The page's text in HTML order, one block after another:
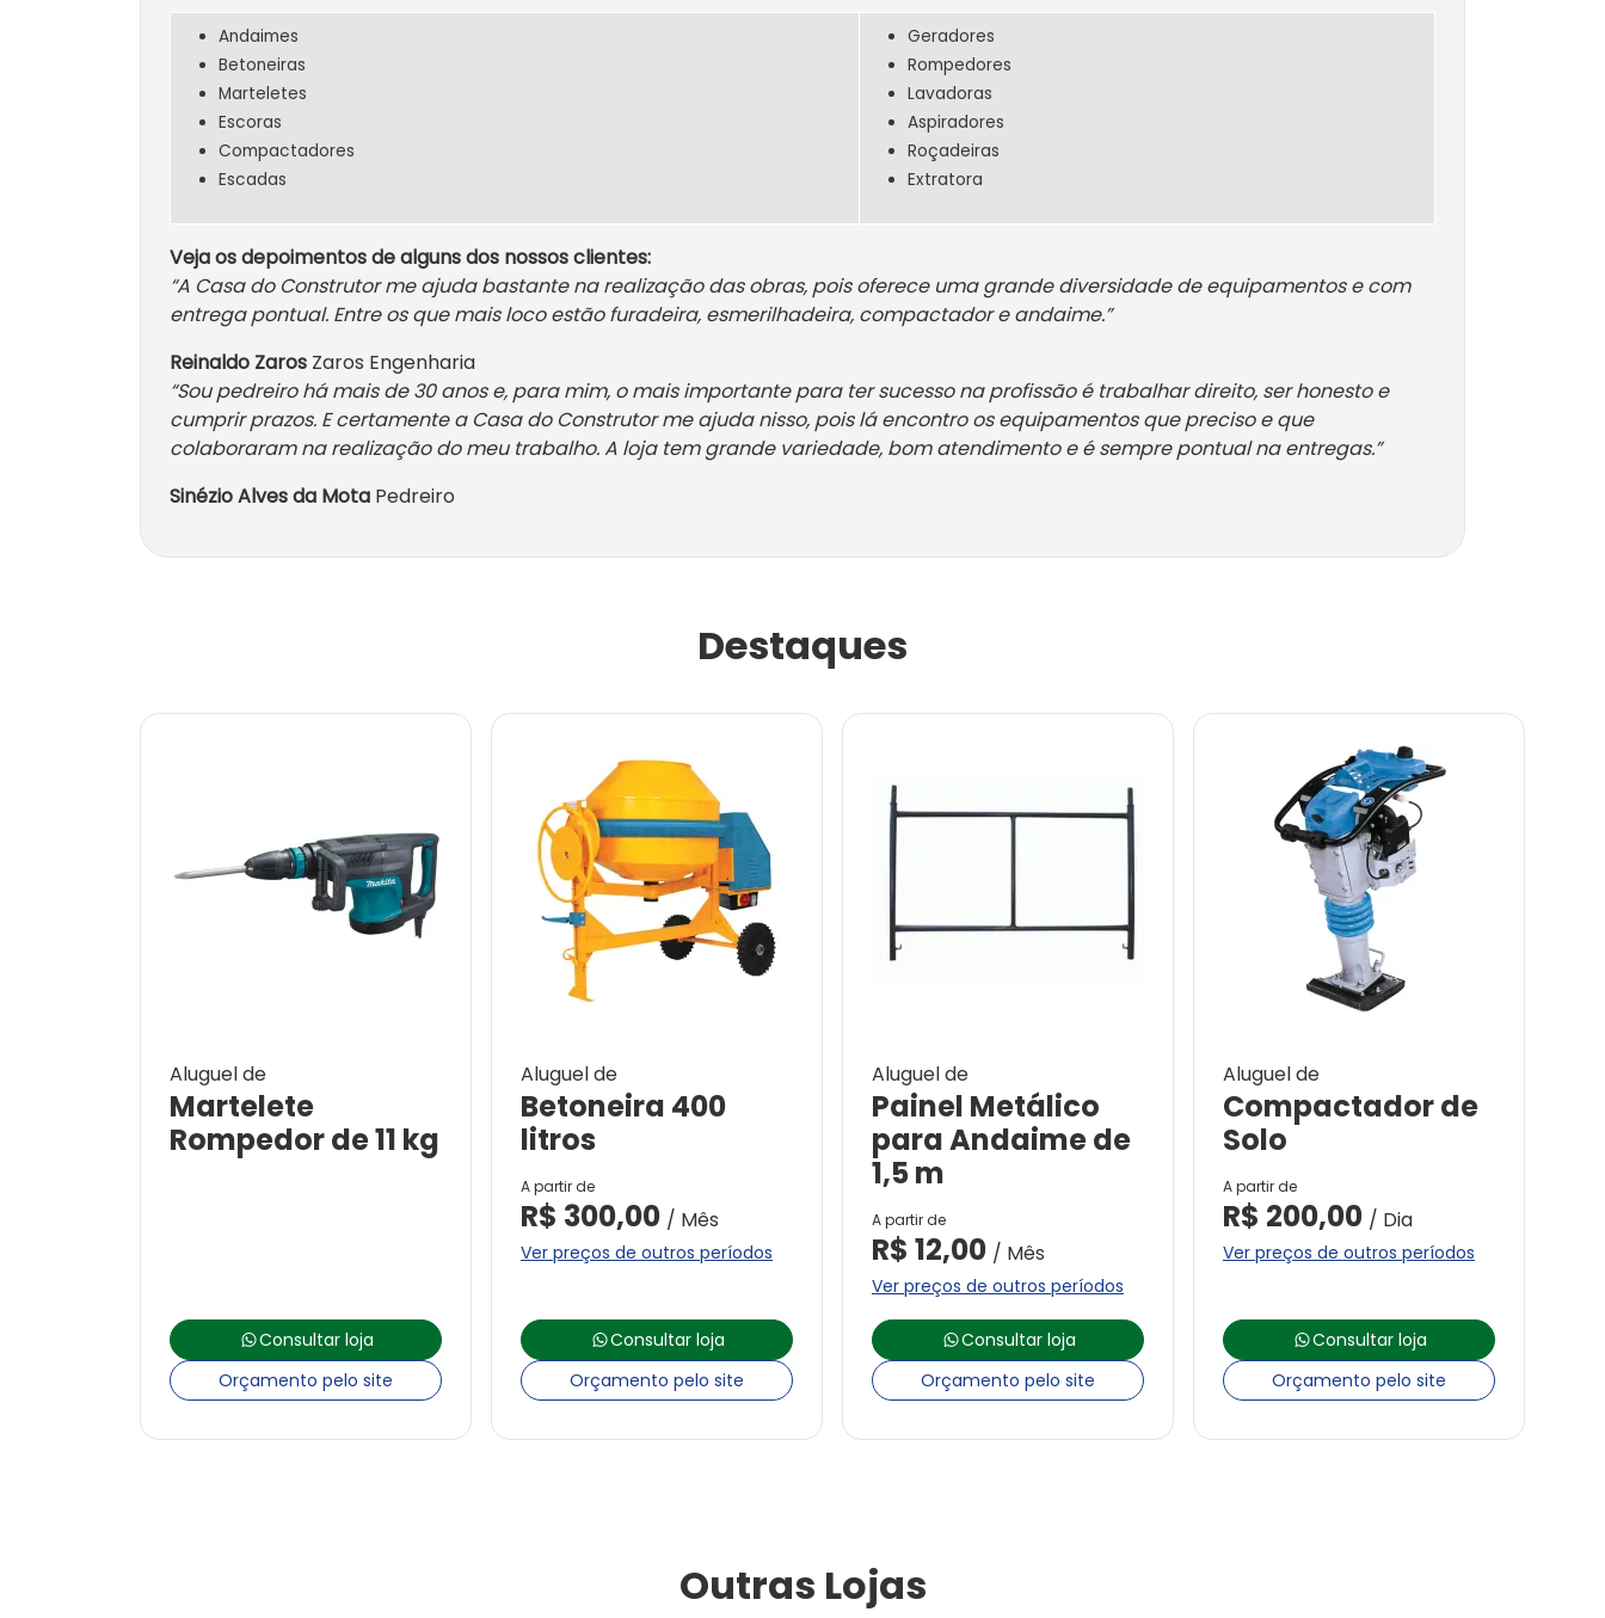
Andaimes
Betoneiras
Marteletes
Escoras
Compactadores
Escadas
Geradores
Rompedores
Lavadoras
Aspiradores
Roçadeiras
Extratora
Veja os depoimentos de alguns dos nossos clientes:
“A Casa do Construtor me ajuda bastante na realização das obras, pois oferece uma grande diversidade de equipamentos e com
entrega pontual. Entre os que mais loco estão furadeira, esmerilhadeira, compactador e andaime.”
Reinaldo Zaros Zaros Engenharia
“Sou pedreiro há mais de 30 anos e, para mim, o mais importante para ter sucesso na profissão é trabalhar direito, ser honesto e
cumprir prazos. E certamente a Casa do Construtor me ajuda nisso, pois lá encontro os equipamentos que preciso e que
colaboraram na realização do meu trabalho. A loja tem grande variedade, bom atendimento e é sempre pontual na entregas.”
Sinézio Alves da Mota Pedreiro
Destaques
Aluguel de
Martelete
Rompedor de 11 kg
Consultar loja
Orçamento pelo site
Aluguel de
Betoneira 400
litros
A partir de
R$ 300,00 / Mês
Ver preços de outros períodos
Consultar loja
Orçamento pelo site
Aluguel de
Painel Metálico
para Andaime de
1,5 m
A partir de
R$ 12,00 / Mês
Ver preços de outros períodos
Consultar loja
Orçamento pelo site
Aluguel de
Compactador de
Solo
A partir de
R$ 200,00 / Dia
Ver preços de outros períodos
Consultar loja
Orçamento pelo site
Outras Lojas